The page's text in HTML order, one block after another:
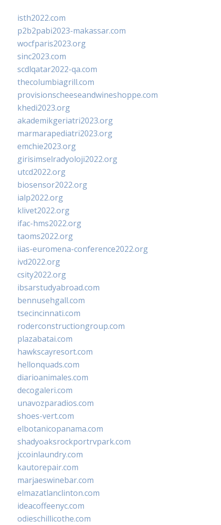
isth2022.com
p2b2pabi2023-makassar.com
wocfparis2023.org
sinc2023.com
scdlqatar2022-qa.com
thecolumbiagrill.com
provisionscheeseandwineshoppe.com
khedi2023.org
akademikgeriatri2023.org
marmarapediatri2023.org
emchie2023.org
girisimselradyoloji2022.org
utcd2022.org
biosensor2022.org
ialp2022.org
klivet2022.org
ifac-hms2022.org
taoms2022.org
iias-euromena-conference2022.org
ivd2022.org
csity2022.org
ibsarstudyabroad.com
bennusehgall.com
tsecincinnati.com
roderconstructiongroup.com
plazabatai.com
hawkscayresort.com
hellonquads.com
diarioanimales.com
decogaleri.com
unavozparadios.com
shoes-vert.com
elbotanicopanama.com
shadyoaksrockportrvpark.com
jccoinlaundry.com
kautorepair.com
marjaeswinebar.com
elmazatlanclinton.com
ideacoffeenyc.com
odieschillicothe.com